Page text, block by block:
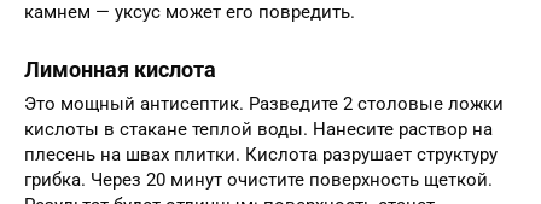
камнем — уксус может его повредить.
Лимонная кислота
Это мощный антисептик. Разведите 2 столовые ложки
кислоты в стакане теплой воды. Нанесите раствор на
плесень на швах плитки. Кислота разрушает структуру
грибка. Через 20 минут очистите поверхность щеткой.